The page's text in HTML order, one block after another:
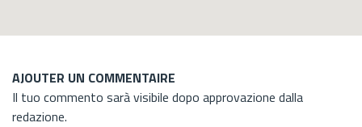
AJOUTER UN COMMENTAIRE
Il tuo commento sarà visibile dopo approvazione dalla
redazione.